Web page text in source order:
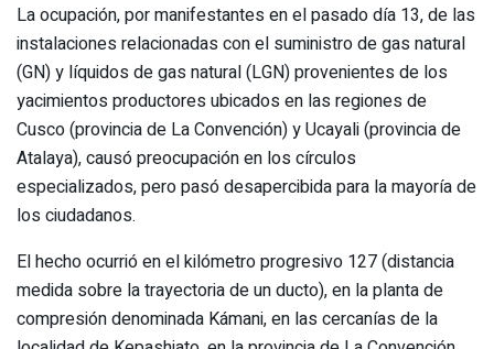
La ocupación, por manifestantes en el pasado día 13, de las
instalaciones relacionadas con el suministro de gas natural
(GN) y líquidos de gas natural (LGN) provenientes de los
yacimientos productores ubicados en las regiones de
Cusco (provincia de La Convención) y Ucayali (provincia de
Atalaya), causó preocupación en los círculos
especializados, pero pasó desapercibida para la mayoría de
los ciudadanos.
El hecho ocurrió en el kilómetro progresivo 127 (distancia
medida sobre la trayectoria de un ducto), en la planta de
compresión denominada Kámani, en las cercanías de la